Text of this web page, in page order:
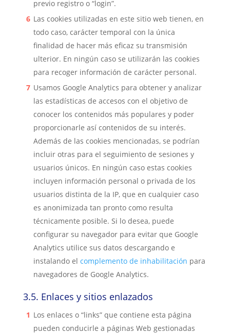
previo registro o “login”.
Las cookies utilizadas en este sitio web tienen, en
todo caso, carácter temporal con la única
finalidad de hacer más eficaz su transmisión
ulterior. En ningún caso se utilizarán las cookies
para recoger información de carácter personal.
Usamos Google Analytics para obtener y analizar
las estadísticas de accesos con el objetivo de
conocer los contenidos más populares y poder
proporcionarle así contenidos de su interés.
Además de las cookies mencionadas, se podrían
incluir otras para el seguimiento de sesiones y
usuarios únicos. En ningún caso estas cookies
incluyen información personal o privada de los
usuarios distinta de la IP, que en cualquier caso
es anonimizada tan pronto como resulta
técnicamente posible. Si lo desea, puede
configurar su navegador para evitar que Google
Analytics utilice sus datos descargando e
instalando el complemento de inhabilitación para
navegadores de Google Analytics.
3.5. Enlaces y sitios enlazados
Los enlaces o “links” que contiene esta página
pueden conducirle a páginas Web gestionadas